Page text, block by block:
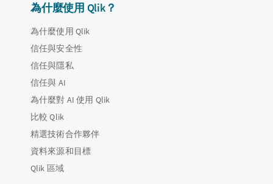
為什麼使用 Qlik？
為什麼使用 Qlik
信任與安全性
信任與隱私
信任與 AI
為什麼對 AI 使用 Qlik
比較 Qlik
精選技術合作夥伴
資料來源和目標
Qlik 區域